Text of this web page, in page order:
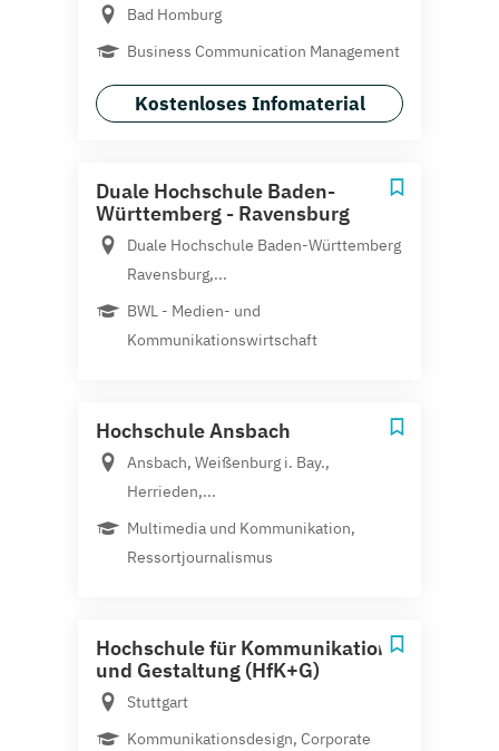
Bad Homburg
Business Communication Management
Kostenloses Infomaterial
Duale Hochschule Baden-
Württemberg - Ravensburg
Duale Hochschule Baden-Württemberg
Ravensburg,...
BWL - Medien- und
Kommunikationswirtschaft
Hochschule Ansbach
Ansbach, Weißenburg i. Bay.,
Herrieden,...
Multimedia und Kommunikation,
Ressortjournalismus
Hochschule für Kommunikation
und Gestaltung (HfK+G)
Stuttgart
Kommunikationsdesign, Corporate